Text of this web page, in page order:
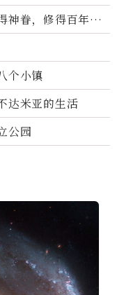
神眷，修得百年不
个小镇
达米亚的生活
公园